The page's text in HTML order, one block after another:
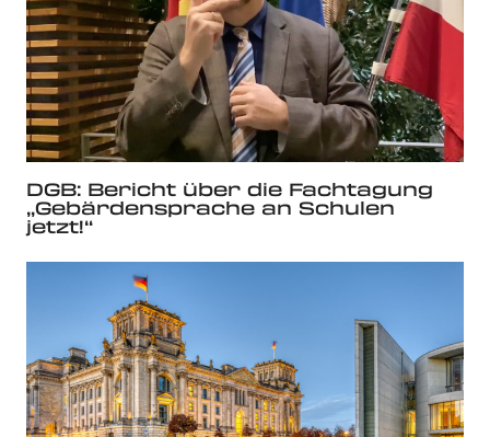
DGB: Bericht über die Fachtagung
„Gebärdensprache an Schulen
jetzt!“